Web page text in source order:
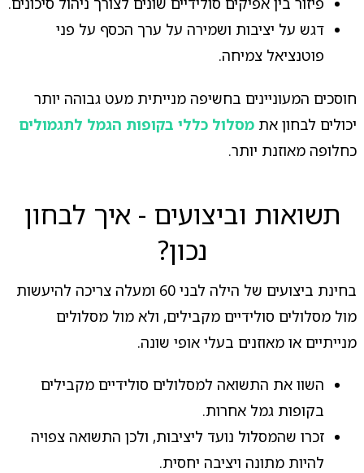
דגש על יציבות ושמירה על ערך הכסף על פני
פוטנציאל צמיחה.
חוסכים המעוניינים בחשיפה מנייתית מעט גבוהה יותר
יכולים לבחון את מסלול כללי בקופות הגמל לתגמולים
כחלופה מאוזנת יותר.
תשואות וביצועים - איך לבחון
נכון?
בחינת ביצועים של הילה לבני 60 ומעלה צריכה להיעשות
מול מסלולים סולידיים מקבילים, ולא מול מסלולים
מנייתיים או מאוזנים בעלי אופי שונה.
השוו את התשואה למסלולים סולידיים מקבילים
בקופות גמל אחרות.
זכרו שהמסלול נועד ליציבות, ולכן התשואה צפויה
להיות מתונה ויציבה יחסית.